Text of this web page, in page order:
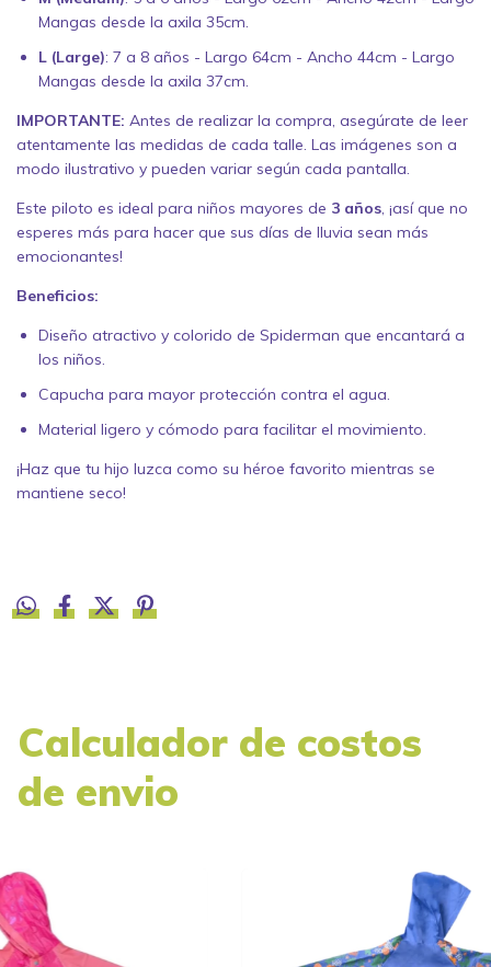
Mangas desde la axila 35cm.
L (Large): 7 a 8 años - Largo 64cm - Ancho 44cm - Largo
Mangas desde la axila 37cm.
IMPORTANTE: Antes de realizar la compra, asegúrate de leer
atentamente las medidas de cada talle. Las imágenes son a
modo ilustrativo y pueden variar según cada pantalla.
Este piloto es ideal para niños mayores de 3 años, ¡así que no
esperes más para hacer que sus días de lluvia sean más
emocionantes!
Beneficios:
Diseño atractivo y colorido de Spiderman que encantará a
los niños.
Capucha para mayor protección contra el agua.
Material ligero y cómodo para facilitar el movimiento.
¡Haz que tu hijo luzca como su héroe favorito mientras se
mantiene seco!
Calculador de costos
de envio